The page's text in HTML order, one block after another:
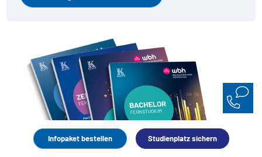
Infopaket bestellen Studienplatz sichern